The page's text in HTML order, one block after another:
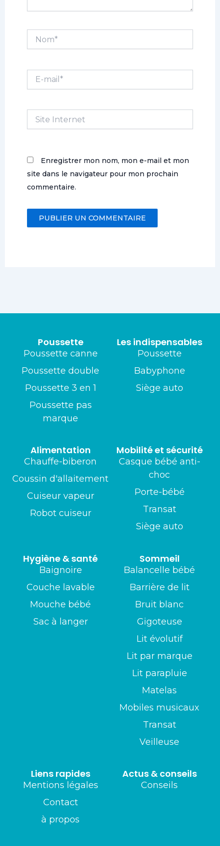
mail*
Internet
Enregistrer mon nom, mon e-mail et mon
site dans le navigateur pour mon prochain
commentaire.
Les indispensables
Poussette
Babyphone
Siège auto
Poussette
Poussette canne
Poussette double
Poussette 3 en 1
Poussette pas
marque
Mobilité et sécurité
Casque bébé anti-
choc
Porte-bébé
Transat
Siège auto
Alimentation
Chauffe-biberon
Coussin d'allaitement
Cuiseur vapeur
Robot cuiseur
Sommeil
Balancelle bébé
Barrière de lit
Bruit blanc
Gigoteuse
Lit évolutif
Lit par marque
Lit parapluie
Matelas
Mobiles musicaux
Transat
Veilleuse
Hygiène & santé
Baignoire
Couche lavable
Mouche bébé
Sac à langer
Actus & conseils
Conseils
Liens rapides
Mentions légales
Contact
à propos